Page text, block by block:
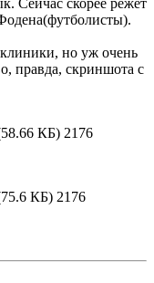
Сейчас скорее режет
но уж очень
правда, скриншота с
КБ) 2176
КБ) 2176